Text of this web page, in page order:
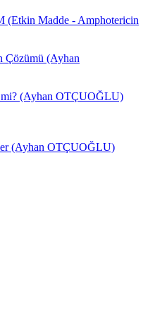
Madde - Amphotericin
Çözümü (Ayhan
(Ayhan OTÇUOĞLU)
(Ayhan OTÇUOĞLU)